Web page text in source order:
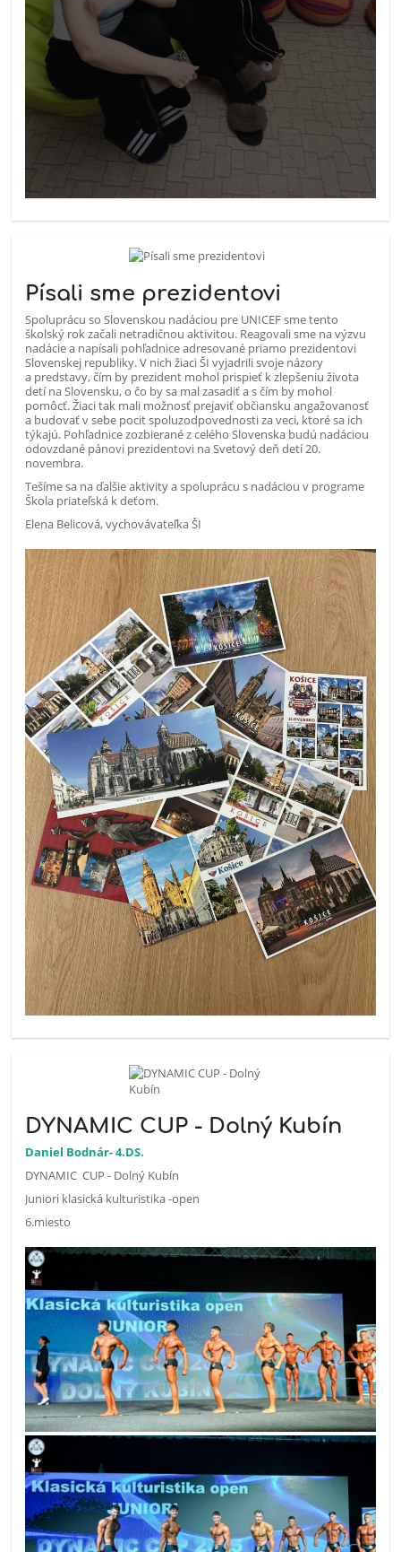
Písali sme prezidentovi
Spoluprácu so Slovenskou nadáciou pre UNICEF sme tento
školský rok začali netradičnou aktivitou. Reagovali sme na výzvu
nadácie a napísali pohľadnice adresované priamo prezidentovi
Slovenskej republiky. V nich žiaci ŠI vyjadrili svoje názory
a predstavy, čím by prezident mohol prispieť k zlepšeniu života
detí na Slovensku, o čo by sa mal zasadiť a s čím by mohol
pomôcť. Žiaci tak mali možnosť prejaviť občiansku angažovanosť
a budovať v sebe pocit spoluzodpovednosti za veci, ktoré sa ich
týkajú. Pohľadnice zozbierané z celého Slovenska budú nadáciou
odovzdané pánovi prezidentovi na Svetový deň detí 20.
novembra.
Tešíme sa na ďalšie aktivity a spoluprácu s nadáciou v programe
Škola priateľská k deťom.
Elena Belicová, vychovávateľka ŠI
DYNAMIC CUP - Dolný Kubín
Daniel Bodnár- 4.DS.
DYNAMIC CUP - Dolný Kubín
Juniori klasická kulturistika -open
6.miesto